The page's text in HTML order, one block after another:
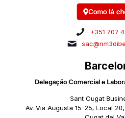
Como lá
+351 707
Delegação Comercial e
Sant Cugat
Av. Via Augusta 15-25, Local